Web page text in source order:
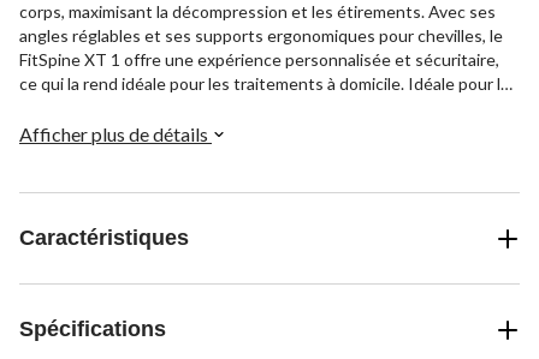
corps, maximisant la décompression et les étirements. Avec ses
angles réglables et ses supports ergonomiques pour chevilles, le
FitSpine XT 1 offre une expérience personnalisée et sécuritaire,
ce qui la rend idéale pour les traitements à domicile. Idéale pour les
la table d'inversion de Teeter est un ajout fiable et sécuritaire à
Afficher plus de détails
Caractéristiques
Spécifications